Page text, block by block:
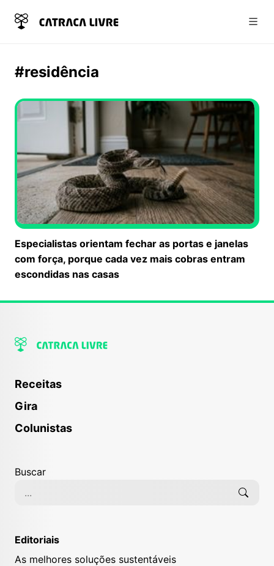
#residência
Especialistas orientam fechar as portas e janelas
com força, porque cada vez mais cobras entram
escondidas nas casas
Receitas
Gira
Colunistas
Buscar
Editoriais
As melhores soluções sustentáveis